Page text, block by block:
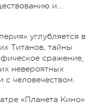
и…
углубляется в
Титанов, тайны
сражение,
невероятных
с человечеством.
«Планета Кино»